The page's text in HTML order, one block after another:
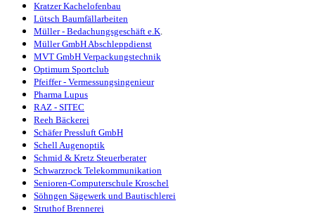
Kratzer Kachelofenbau
Lütsch Baumfällarbeiten
Müller - Bedachungsgeschäft e.K.
Müller GmbH Abschleppdienst
MVT GmbH Verpackungstechnik
Optimum Sportclub
Pfeiffer - Vermessungsingenieur
Pharma Lupus
RAZ - SITEC
Reeh Bäckerei
Schäfer Pressluft GmbH
Schell Augenoptik
Schmid & Kretz Steuerberater
Schwarzrock Telekommunikation
Senioren-Computerschule Kroschel
Söhngen Sägewerk und Bautischlerei
Struthof Brennerei